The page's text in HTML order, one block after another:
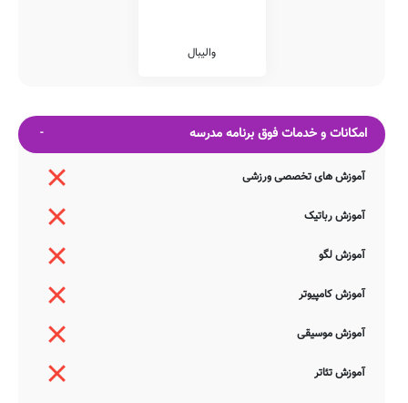
والیبال
امکانات و خدمات فوق برنامه مدرسه
آموزش های تخصصی ورزشی
آموزش رباتیک
آموزش لگو
آموزش کامپیوتر
آموزش موسیقی
آموزش تئاتر